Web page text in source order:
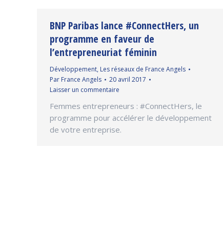
BNP Paribas lance #ConnectHers, un
programme en faveur de
l’entrepreneuriat féminin
Développement, Les réseaux de France Angels
Par France Angels
20 avril 2017
Laisser un commentaire
Femmes entrepreneurs : #ConnectHers, le
programme pour accélérer le développement
de votre entreprise.